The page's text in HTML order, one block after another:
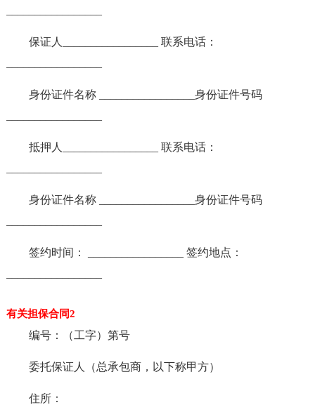
保证人_________________ 联系电话：
身份证件名称 _________________身份证件号码
抵押人_________________ 联系电话：
身份证件名称 _________________身份证件号码
签约时间： _________________ 签约地点：
有关担保合同2
编号：（工字）第号
委托保证人（总承包商，以下称甲方）
住所：